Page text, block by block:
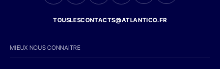
TOUSLESCONTACTS@ATLANTICO.FR
MIEUX NOUS CONNAITRE